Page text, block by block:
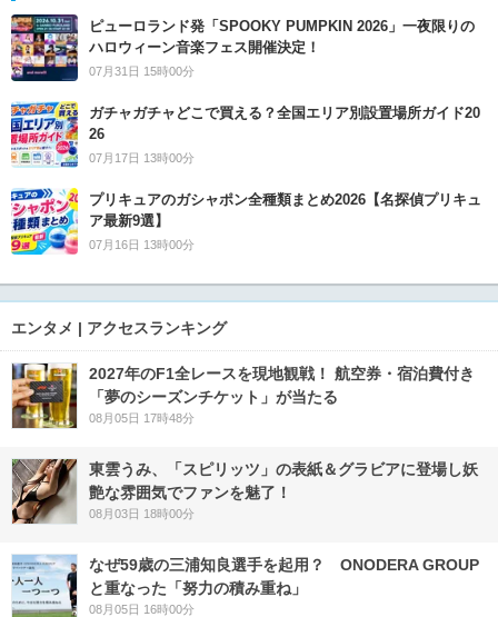
ピューロランド発「SPOOKY PUMPKIN 2026」一夜限りの
ハロウィーン音楽フェス開催決定！
07月31日 15時00分
ガチャガチャどこで買える？全国エリア別設置場所ガイド20
26
07月17日 13時00分
プリキュアのガシャポン全種類まとめ2026【名探偵プリキュ
ア最新9選】
07月16日 13時00分
エンタメ | アクセスランキング
2027年のF1全レースを現地観戦！ 航空券・宿泊費付き
「夢のシーズンチケット」が当たる
08月05日 17時48分
東雲うみ、「スピリッツ」の表紙＆グラビアに登場し妖
艶な雰囲気でファンを魅了！
08月03日 18時00分
なぜ59歳の三浦知良選手を起用？ ONODERA GROUP
と重なった「努力の積み重ね」
08月05日 16時00分